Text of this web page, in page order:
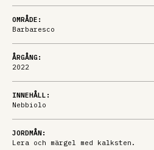
OMRÅDE:
Barbaresco
ÅRGÅNG:
2022
INNEHÅLL:
Nebbiolo
JORDMÅN:
Lera och märgel med kalksten.